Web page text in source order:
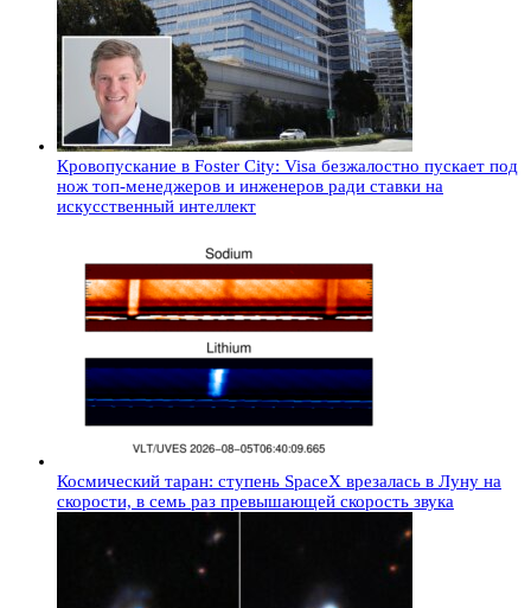
Кровопускание в Foster City: Visa безжалостно пускает под
нож топ-менеджеров и инженеров ради ставки на
искусственный интеллект
Космический таран: ступень SpaceX врезалась в Луну на
скорости, в семь раз превышающей скорость звука